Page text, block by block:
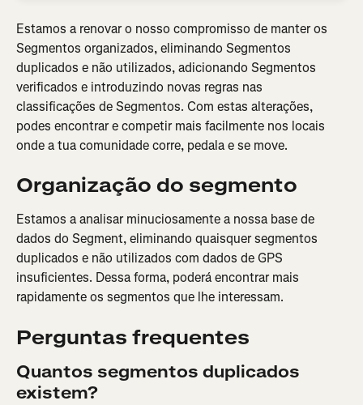
Estamos a renovar o nosso compromisso de manter os
Segmentos organizados, eliminando Segmentos
duplicados e não utilizados, adicionando Segmentos
verificados e introduzindo novas regras nas
classificações de Segmentos. Com estas alterações,
podes encontrar e competir mais facilmente nos locais
onde a tua comunidade corre, pedala e se move.
Organização do segmento
Estamos a analisar minuciosamente a nossa base de
dados do Segment, eliminando quaisquer segmentos
duplicados e não utilizados com dados de GPS
insuficientes. Dessa forma, poderá encontrar mais
rapidamente os segmentos que lhe interessam.
Perguntas frequentes
Quantos segmentos duplicados
existem?